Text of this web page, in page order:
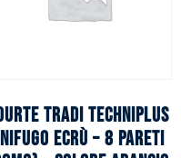
TRADI TECHNIPLUS
ecrù – 8 pareti